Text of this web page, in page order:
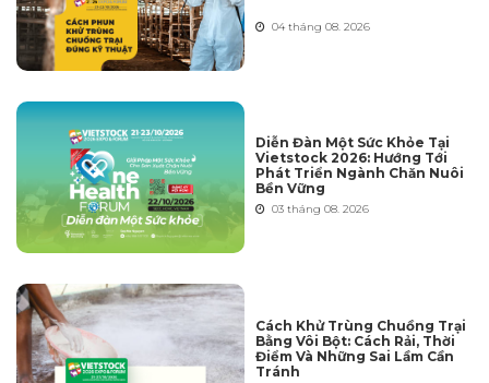
04 tháng 08. 2026
Diễn Đàn Một Sức Khỏe Tại
Vietstock 2026: Hướng Tới
Phát Triển Ngành Chăn Nuôi
Bền Vững
03 tháng 08. 2026
Cách Khử Trùng Chuồng Trại
Bằng Vôi Bột: Cách Rải, Thời
Điểm Và Những Sai Lầm Cần
Tránh